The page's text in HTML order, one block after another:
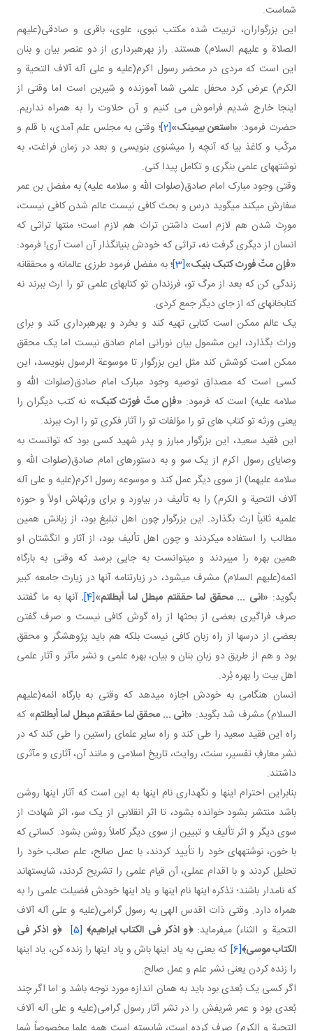
شماست.
این بزرگواران، تربیت شده مکتب نبوی، علوی، باقری و صادقی(علیهم
الصلاة و علیهم السلام) هستند. راز بهره برداری از دو عنصر بیان و بنان
این است که مردی در محضر رسول اکرم(علیه و علی آله آلاف التحیة و
الکرم) عرض کرد محفل علمی شما آموزنده و شیرین است اما وقتی از
اینجا خارج شدیم فراموش می کنيم و آن حلاوت را به همراه نداریم.
حضرت فرمود: «استعن بیمینک»[2] ؛وقتی به مجلس علم آمدی، با قلم و
مرکّب و کاغذ بیا که آنچه را می شنوی بنویسی و بعد در زمان فراغت، به
نوشته های علمی بنگری و تکامل پیدا کنی.
وقتی وجود مبارک امام صادق(صلوات الله و سلامه علیه) به مفضل بن عمر
سفارش می کند می گوید درس و بحث کافی نیست عالم شدن کافی نیست،
مورِث شدن هم لازم است داشتن تراث هم لازم است؛ منتها تراثی که
انسان از دیگری گرفت نه، تراثی که خودش بنیان گذار آن است آری! فرمود:
«فإن متّ فورث کتبک بنیک»[3] ؛به مفضل فرمود طرزی عالمانه و محققانه
زندگی کن که بعد از مرگ تو، فرزندان تو کتاب های علمی تو را ارث ببرند نه
کتابخانه ای که از جای دیگر جمع کردی.
یک عالم ممکن است کتابی تهیه کند و بخرد و بهره برداری کند و برای
وراث بگذارد، این مشمول بیان نورانی امام صادق نیست اما یک محقق
ممکن است کوشش کند مثل این بزرگوار تا موسوعة الرسول بنویسد، این
کسی است که مصداق توصيه وجود مبارک امام صادق(صلوات الله و
سلامه علیه) است که فرمود: «فإن متّ فورّث کتبک» نه کتب دیگران را
يعنی ورثه تو کتاب های تو را مؤلفات تو را آثار فکری تو را ارث ببرند.
این فقید سعید، این بزرگوار مبارز و پدر شهید کسی بود که توانست به
وصایای رسول اکرم از یک سو و به دستورهای امام صادق(صلوات الله و
سلامه علیهما) از سوی دیگر عمل کند و موسوعه رسول اکرم(علیه و علی آله
آلاف التحیة و الکرم) را به تألیف در بیاورد و برای ورثه اش اولاً و حوزه
علمیه ثانیاً ارث بگذارد. این بزرگوار چون اهل تبلیغ بود، از زبانش همین
مطالب را استفاده می کردند و چون اهل تألیف بود، از آثار و انگشتان او
همین بهره را می بردند و می توانست به جایی برسد که وقتی به بارگاه
ائمه(علیهم السلام) مشرف می شود، در زیارت نامه آنها در زیارت جامعه کبیر
بگوید: «انی ... محقق لما حققتم مبطل لما أبطلتم»[4]
.آنها به ما گفتند
صرف فراگیری بعضی از بحث ها از راه گوش کافی نیست و صرف گفتن
بعضی از درس ها از راه زبان کافی نیست بلکه هم باید پژوهشگر و محقق
بود و هم از طريق دو زبانِ بنان و بیان، بهره علمی و نشر مآثر و آثار علمی
اهل بیت را بهره بُرد.
انسان هنگامی به خودش اجازه می دهد که وقتی به بارگاه ائمه(علیهم
السلام) مشرف شد بگوید: «انی ... محقق لما حققتم مبطل لما أبطلتم» که
راه این فقید سعید را طی کند و راه سایر علمای راستین را طی کند که در
نشر معارفِ تفسیر، سنت، روایت، تاریخ اسلامی و مانند آن، آثاری و مآثری
داشتند.
بنابراین احترام اینها و نگهداری نام اینها به این است که آثار اینها روشن
باشد منتشر بشود خوانده بشود، تا اثر انقلابی از یک سو، اثر شهادت از
سوی دیگر و اثر تألیف و تبیین از سوی دیگر کاملاً روشن بشود. کسانی که
با خون، نوشته های خود را تأیید کردند، با عمل صالح، علم صائب خود را
تحلیل کردند و با اقدام عملی، آن قیام علمی را تشریح کردند، شایسته اند
که نامدار باشند؛ تذکره اینها نام اینها و یاد اینها خودش فضیلت علمی را به
همراه دارد. وقتی ذات اقدس الهی به رسول گرامی(علیه و علی آله آلاف
التحیة و الثناء) می فرماید:﴿و اذکر فی الکتاب ابراهیم﴾ [5] ﴿و اذکر فی
الکتاب موسی﴾[6]
که یعنی به یاد اینها باش و یاد اینها را زنده کن، یاد اینها
را زنده کردن یعنی نشر علم و عمل صالح.
اگر کسی یک بُعدی بود باید به همان اندازه مورد توجه باشد و اما اگر چند
بُعدی بود و عمر شریفش را در نشر آثار رسول گرامی(علیه و علی آله آلاف